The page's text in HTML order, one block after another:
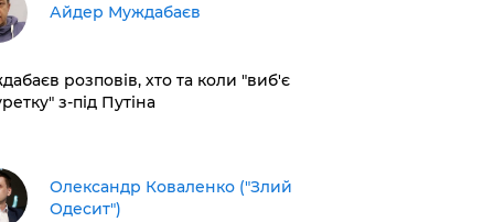
Айдер Муждабаєв
розповів, хто та коли "виб'є
з-під Путіна
Олександр Коваленко ("Злий
Одесит")